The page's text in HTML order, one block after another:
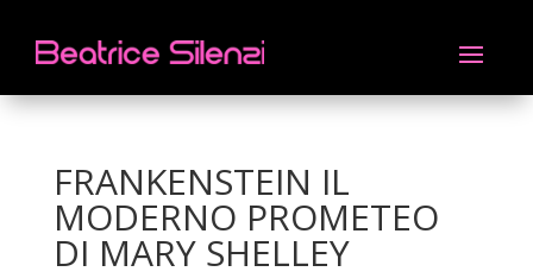
FRANKENSTEIN IL
MODERNO PROMETEO
DI MARY SHELLEY